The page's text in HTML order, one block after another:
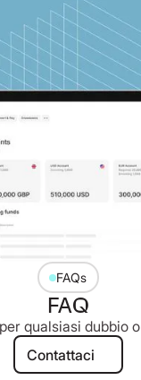
FAQs
FAQ
qualsiasi dubbio
Contattaci
Contattaci